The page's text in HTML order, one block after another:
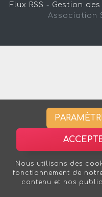
Flux RSS - Gestion
Association
Nous utilisons des
fonctionnement de
contenu et nos